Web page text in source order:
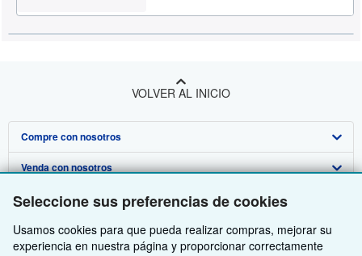
Seleccione sus preferencias de cookies
Usamos cookies para que pueda realizar compras, mejorar su
experiencia en nuestra página y proporcionar correctamente
VOLVER AL INICIO
Compre con nosotros
Búsqueda avanzada
Colecciones
Mi cuenta
Venda con nosotros
Comenzar a vender
Únase a nuestro programa de afiliados
Sobre nosotros
Sobre IberLibro
Obtener Ayuda